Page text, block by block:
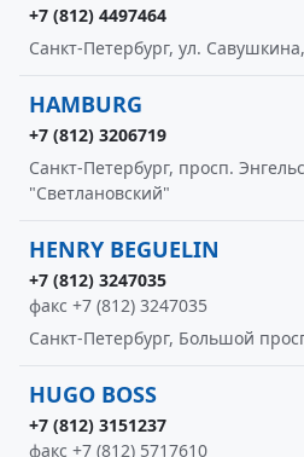
+7 (812) 4497464
Санкт-Петербург, ул.
HAMBURG
+7 (812) 3206719
Санкт-Петербург, просп.
"Светлановский"
HENRY BEGUELIN
+7 (812) 3247035
факс +7 (812) 3247035
Санкт-Петербург, Большой
HUGO BOSS
+7 (812) 3151237
факс +7 (812) 5717610